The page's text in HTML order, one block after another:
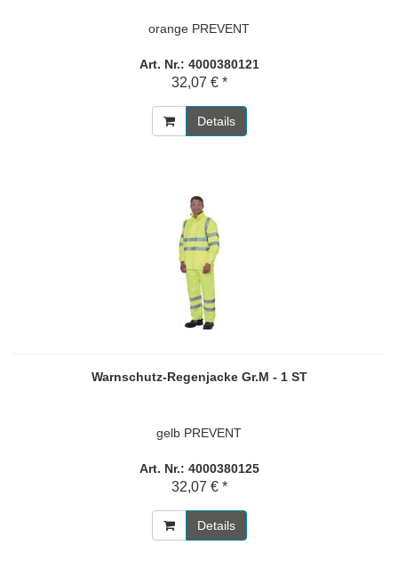
orange PREVENT
Art. Nr.: 4000380121
32,07 € *
Details
Warnschutz-Regenjacke Gr.M - 1 ST
gelb PREVENT
Art. Nr.: 4000380125
32,07 € *
Details